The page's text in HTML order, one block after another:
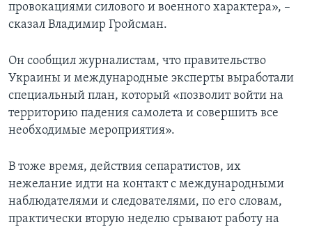
провокациями силового и военного характера», –
сказал Владимир Гройсман.
Он сообщил журналистам, что правительство
Украины и международные эксперты выработали
специальный план, который «позволит войти на
территорию падения самолета и совершить все
необходимые мероприятия».
В тоже время, действия сепаратистов, их
нежелание идти на контакт с международными
наблюдателями и следователями, по его словам,
практически вторую неделю срывают работу на